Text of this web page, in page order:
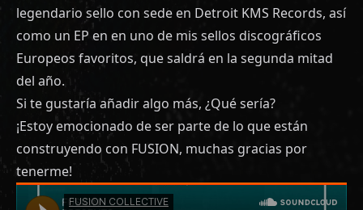
legendario sello con sede en Detroit KMS Records, así
como un EP en en uno de mis sellos discográficos
Europeos favoritos, que saldrá en la segunda mitad
del año.
Si te gustaría añadir algo más, ¿Qué sería?
¡Estoy emocionado de ser parte de lo que están
construyendo con FUSION, muchas gracias por
tenerme!